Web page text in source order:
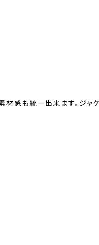
材感も統一出来ます。 ジャ